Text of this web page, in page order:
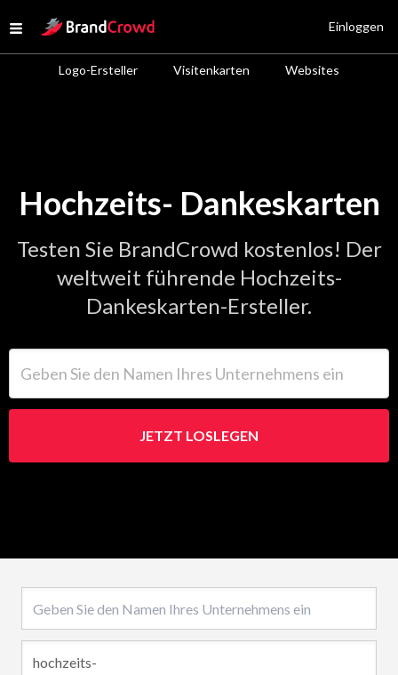
Open menu
Site Logo
Logo-Ersteller Visitenkarten Websites
Einloggen
Hochzeits- Dankeskarten
Testen Sie BrandCrowd kostenlos! Der
weltweit führende Hochzeits-
Dankeskarten-Ersteller.
JETZT LOSLEGEN